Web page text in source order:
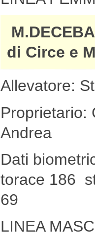
di Circe e
Allevatore:
Proprietario:
Andrea
Dati
torace 186
69
LINEA